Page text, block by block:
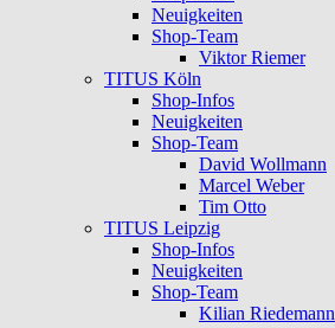
Neuigkeiten
Shop-Team
Viktor Riemer
TITUS Köln
Shop-Infos
Neuigkeiten
Shop-Team
David Wollmann
Marcel Weber
Tim Otto
TITUS Leipzig
Shop-Infos
Neuigkeiten
Shop-Team
Kilian Riedemann